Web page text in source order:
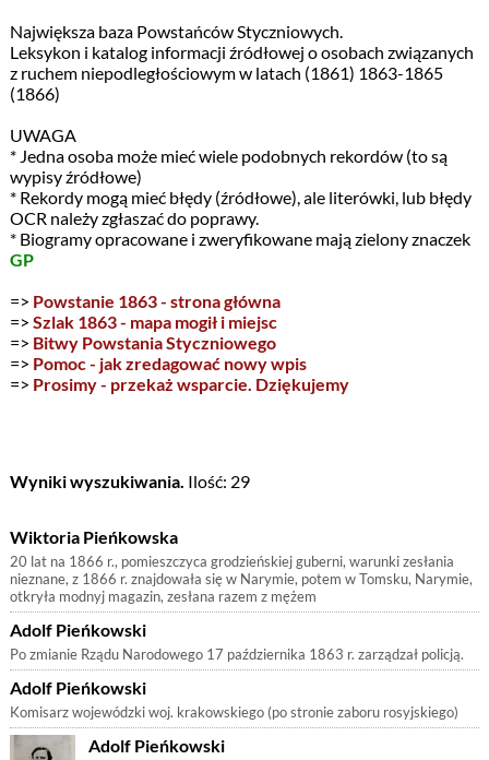
Największa baza Powstańców Styczniowych.
Leksykon i katalog informacji źródłowej o osobach związanych
z ruchem niepodległościowym w latach (1861) 1863-1865
(1866)
UWAGA
* Jedna osoba może mieć wiele podobnych rekordów (to są
wypisy źródłowe)
* Rekordy mogą mieć błędy (źródłowe), ale literówki, lub błędy
OCR należy zgłaszać do poprawy.
* Biogramy opracowane i zweryfikowane mają zielony znaczek
GP
=> Powstanie 1863 - strona główna
=> Szlak 1863 - mapa mogił i miejsc
=> Bitwy Powstania Styczniowego
=> Pomoc - jak zredagować nowy wpis
=> Prosimy - przekaż wsparcie. Dziękujemy
Wyniki wyszukiwania. Ilość: 29
Wiktoria Pieńkowska
20 lat na 1866 r., pomieszczyca grodzieńskiej guberni, warunki zesłania
nieznane, z 1866 r. znajdowała się w Narymie, potem w Tomsku, Narymie,
otkryła modnyj magazin, zesłana razem z mężem
Adolf Pieńkowski
Po zmianie Rządu Narodowego 17 października 1863 r. zarządzał policją.
Adolf Pieńkowski
Komisarz wojewódzki woj. krakowskiego (po stronie zaboru rosyjskiego)
Adolf Pieńkowski